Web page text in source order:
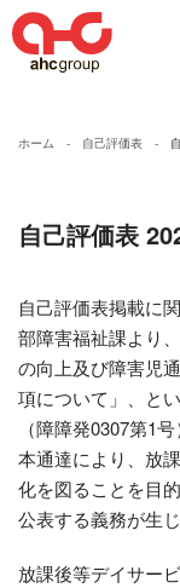
ホーム 自己評価表
自己評価表
自己評価表掲載に
部障害福祉課より
の向上及び障害児
項について」、と
（障障発0307第1号
本通達により、放
化を図ることを目
公表する義務が生
放課後等デイサー